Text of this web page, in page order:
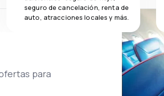
seguro de cancelación, renta de
auto, atracciones locales y más.
para